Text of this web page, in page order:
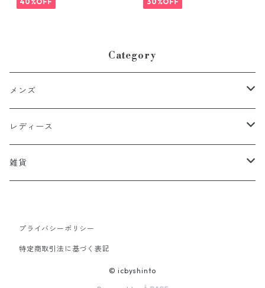
Category
メンズ
アウター
トップス
シャツ
靴・バッグ
レディース
アウター
ブルゾン
ボトム
雑貨
バッグ
プライバシーポリシー
特定商取引法に基づく表記
© icbyshinto